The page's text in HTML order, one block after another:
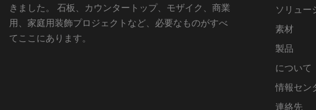
きました。 石板、カウンタートップ、モザイク、商業
用、家庭用装飾プロジェクトなど、必要なものがすべ
てここにあります。
ソリュー
素材
製品
について
情報セン
連絡先